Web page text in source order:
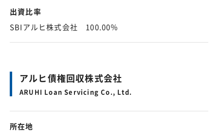
出資比率
SBIアルヒ株式会社 100.00％
アルヒ債権回収株式会社
ARUHI Loan Servicing Co., Ltd.
所在地